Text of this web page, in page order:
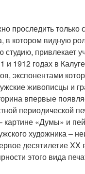
проследить
в котором видную
студию, привлекает
и 1912 годах в
экспонентами
живописцы и
впервые
периодической
«Думы» и
художника –
десятилетие XX
этого вида